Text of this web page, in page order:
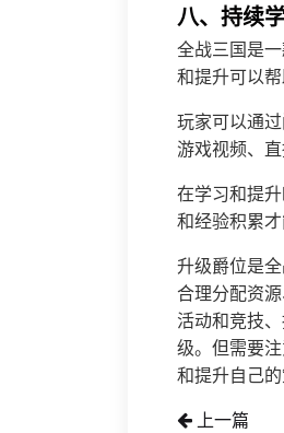
八、持续
全战三国是
和提升可以
玩家可以通
游戏视频、
在学习和提
和经验积累
升级爵位是
合理分配资
活动和竞技
级。但需要
和提升自己的
上一篇